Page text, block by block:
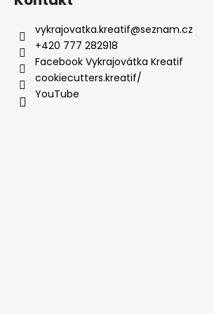
vykrajovatka.kreatif@seznam.cz
+420 777 282918
Facebook Vykrajovátka Kreatif
cookiecutters.kreatif/
YouTube